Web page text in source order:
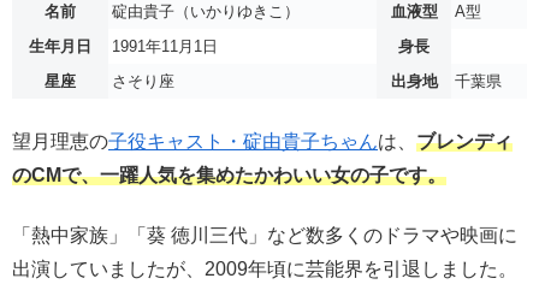
名前 碇由貴子（いかりゆきこ） 血液型
A型
生年月日
1991年11月1日
身長
星座
さそり座 出身地 千葉県
望月理恵の子役キャスト・碇由貴子ちゃんは、 ブレンディ
のCMで、一躍人気を集めたかわいい女の子です。
「熱中家族」「葵 徳川三代」など数多くのドラマや映画に
出演していましたが、2009年頃に芸能界を引退しました。